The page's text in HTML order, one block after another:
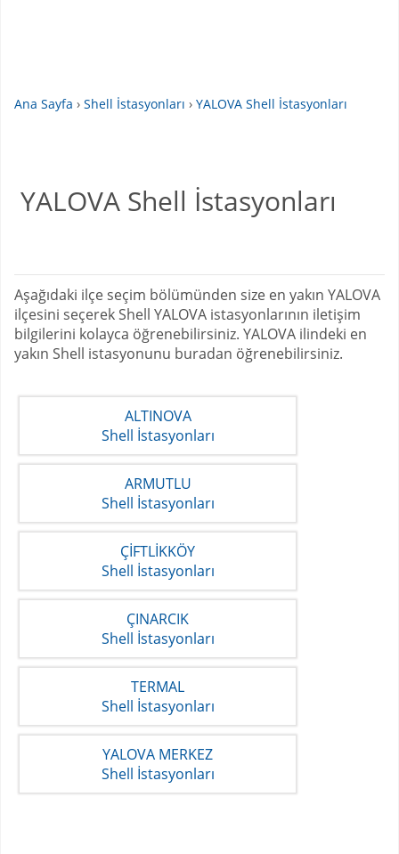
Ana Sayfa › Shell İstasyonları › YALOVA Shell İstasyonları
YALOVA Shell İstasyonları
Aşağıdaki ilçe seçim bölümünden size en yakın YALOVA
ilçesini seçerek Shell YALOVA istasyonlarının iletişim
bilgilerini kolayca öğrenebilirsiniz. YALOVA ilindeki en
yakın Shell istasyonunu buradan öğrenebilirsiniz.
ALTINOVA
Shell İstasyonları
ARMUTLU
Shell İstasyonları
ÇİFTLİKKÖY
Shell İstasyonları
ÇINARCIK
Shell İstasyonları
TERMAL
Shell İstasyonları
YALOVA MERKEZ
Shell İstasyonları